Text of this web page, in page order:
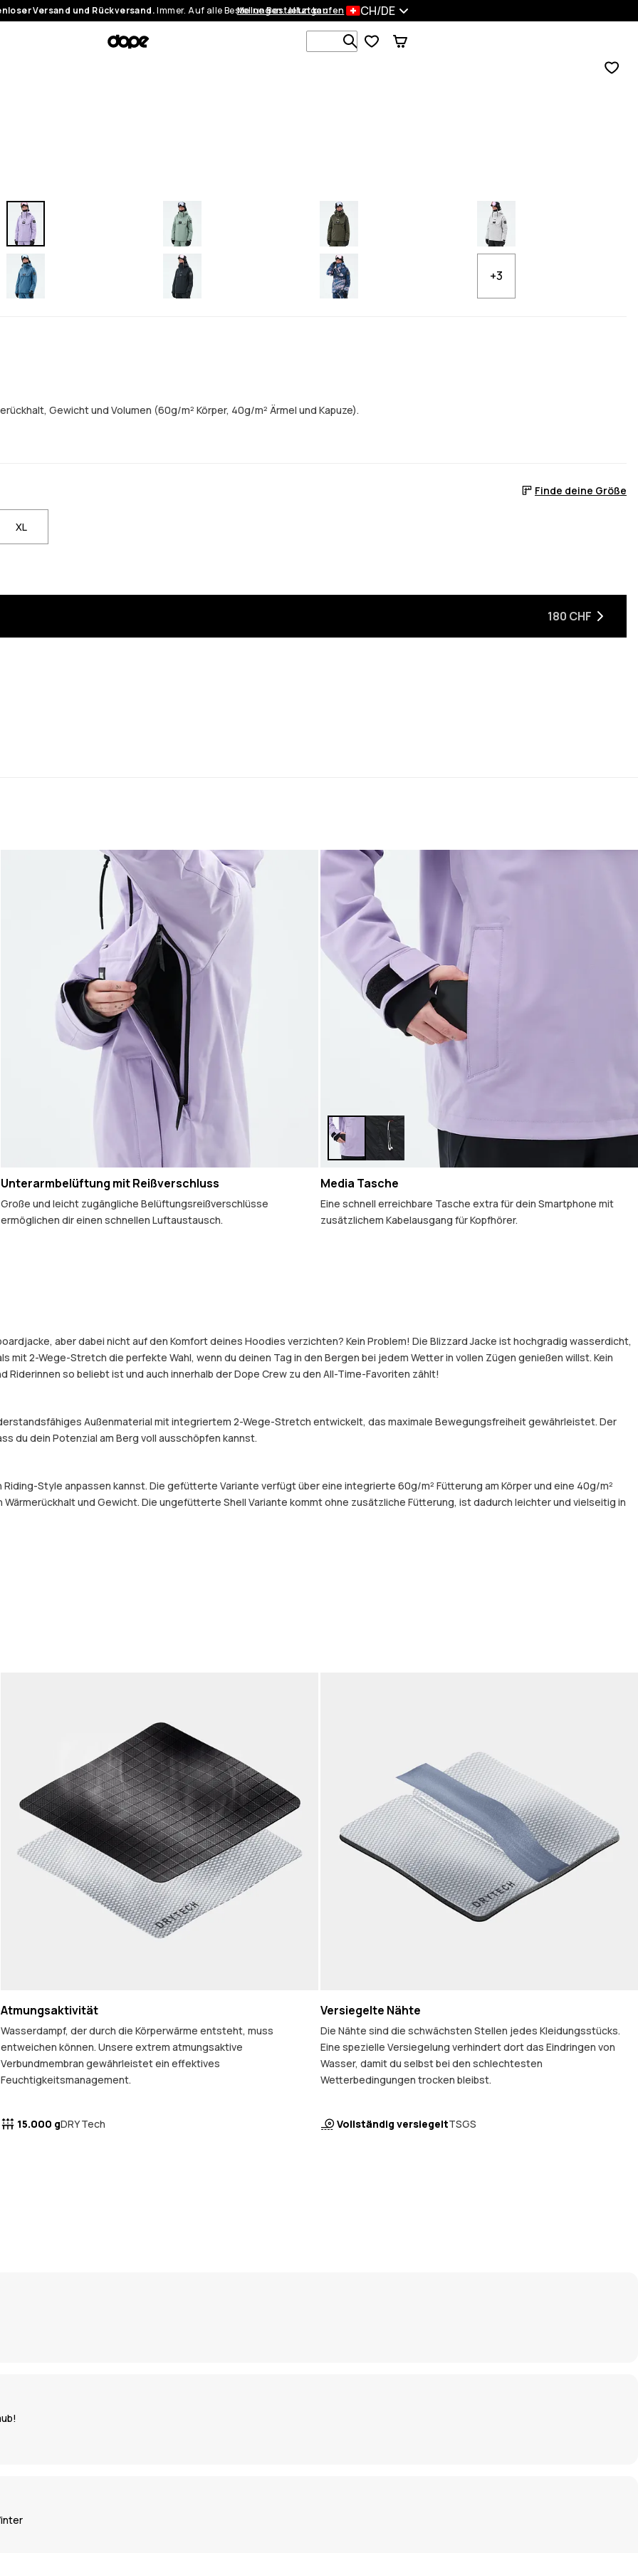
Versand und Rückversand.Immer. Auf alle Bestellungen.Jetzt kaufen
Meine Bestellungen CH/DE
Durchsuche 1 000+ Produkte
+3
Gewicht und Volumen (60g/m² Körper, 40g/m² Ärmel und Kapuze).
Finde deine Größe
XL
180 CHF
Unterarmbelüftung mit Reißverschluss
Große und leicht zugängliche Belüftungsreißverschlüsse
ermöglichen dir einen schnellen Luftaustausch.
Media Tasche
Eine schnell erreichbare Tasche extra für dein Smartphone mit
zusätzlichem Kabelausgang für Kopfhörer.
aber dabei nicht auf den Komfort deines Hoodies verzichten? Kein Problem! Die Blizzard Jacke ist hochgradig wasserdicht,
2-Wege-Stretch die perfekte Wahl, wenn du deinen Tag in den Bergen bei jedem Wetter in vollen Zügen genießen willst. Kein
Riderinnen so beliebt ist und auch innerhalb der Dope Crew zu den All-Time-Favoriten zählt!
Außenmaterial mit integriertem 2-Wege-Stretch entwickelt, das maximale Bewegungsfreiheit gewährleistet. Der
du dein Potenzial am Berg voll ausschöpfen kannst.
Style anpassen kannst. Die gefütterte Variante verfügt über eine integrierte 60g/m² Fütterung am Körper und eine 40g/m²
und Gewicht. Die ungefütterte Shell Variante kommt ohne zusätzliche Fütterung, ist dadurch leichter und vielseitig in
Atmungsaktivität
Wasserdampf, der durch die Körperwärme entsteht, muss
entweichen können. Unsere extrem atmungsaktive
Verbundmembran gewährleistet ein effektives
Feuchtigkeitsmanagement.
15.000 gDRY Tech
Versiegelte Nähte
Die Nähte sind die schwächsten Stellen jedes Kleidungsstücks.
Eine spezielle Versiegelung verhindert dort das Eindringen von
Wasser, damit du selbst bei den schlechtesten
Wetterbedingungen trocken bleibst.
Vollständig versiegeltTSGS